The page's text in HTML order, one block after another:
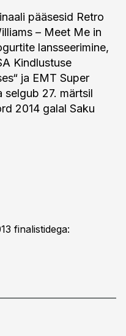
pääsesid Retro
– Meet Me in
lansseerimine,
Kindlustuse
ja EMT Super
selgub 27. märtsil
2014 galal Saku
finalistidega: